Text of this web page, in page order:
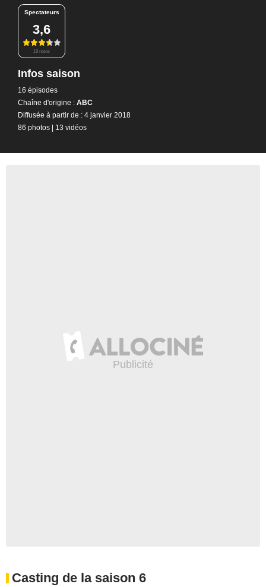
Spectateurs
3,6
19 notes
Infos saison
16 épisodes
Chaîne d'origine : ABC
Diffusée à partir de : 4 janvier 2018
86 photos | 13 vidéos
Casting de la saison 6